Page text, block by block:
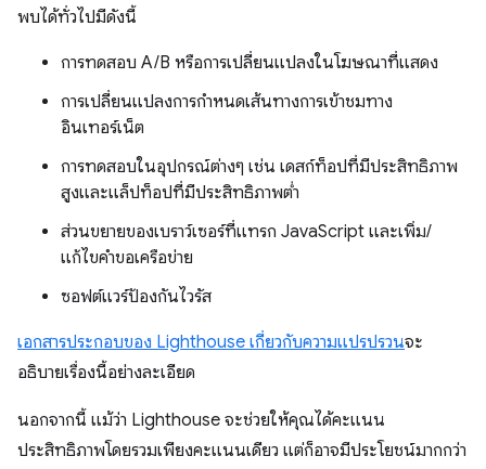
พบได้ทั่วไปมีดังนี้
การทดสอบ A/B หรือการเปลี่ยนแปลงในโฆษณาที่แสดง
การเปลี่ยนแปลงการกำหนดเส้นทางการเข้าชมทาง
อินเทอร์เน็ต
การทดสอบในอุปกรณ์ต่างๆ เช่น เดสก์ท็อปที่มีประสิทธิภาพ
สูงและแล็ปท็อปที่มีประสิทธิภาพต่ำ
ส่วนขยายของเบราว์เซอร์ที่แทรก JavaScript และเพิ่ม/
แก้ไขคำขอเครือข่าย
ซอฟต์แวร์ป้องกันไวรัส
เอกสารประกอบของ Lighthouse เกี่ยวกับความแปรปรวนจะ
อธิบายเรื่องนี้อย่างละเอียด
นอกจากนี้ แม้ว่า Lighthouse จะช่วยให้คุณได้คะแนน
ประสิทธิภาพโดยรวมเพียงคะแนนเดียว แต่ก็อาจมีประโยชน์มากกว่า